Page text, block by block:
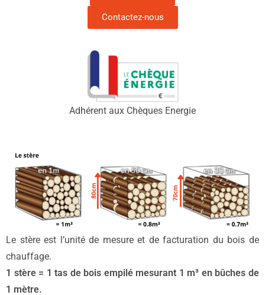
Contactez-nous
Adhérent aux Chèques Energie
Le stère est l’unité de mesure et de facturation du bois de
chauffage.
1 stère = 1 tas de bois empilé mesurant 1 m³ en bûches de
1 mètre.